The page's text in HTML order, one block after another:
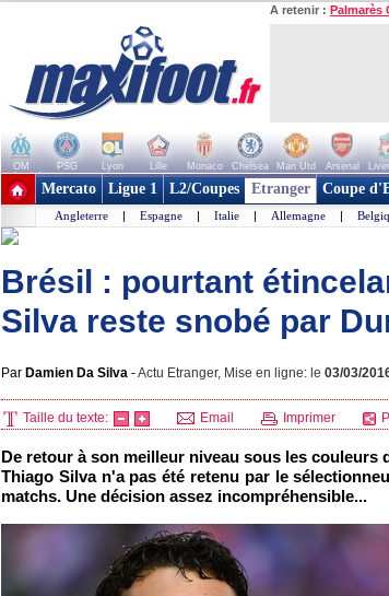
A retenir : Palmarès
OM PSG Lyon Lille Monaco Chelsea Man Utd Arsenal
+ de clubs
Mercato Ligue 1 L2/Coupes Etranger Coupe
Angleterre | Espagne | Italie | Allemagne |
Brésil : pourtant
Silva reste snobé par
Par Damien Da Silva -Actu Etranger, Mise en ligne: le 03/03/
Taille du texte: Email Imprimer
De retour à son meilleur niveau sous les couleurs
Thiago Silva n'a pas été retenu par le
matchs. Une décision assez incompréhensible...